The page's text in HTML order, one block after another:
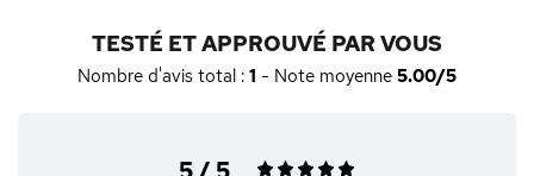
TESTÉ ET APPROUVÉ PAR VOUS
Nombre d'avis total : 1 - Note moyenne 5.00/5